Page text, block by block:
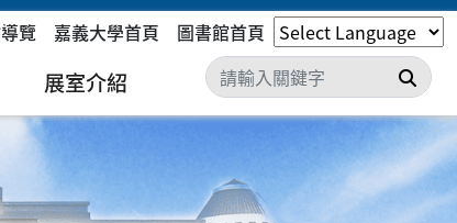
覽 嘉義大學首頁 圖書館首頁
展室介紹 搜尋